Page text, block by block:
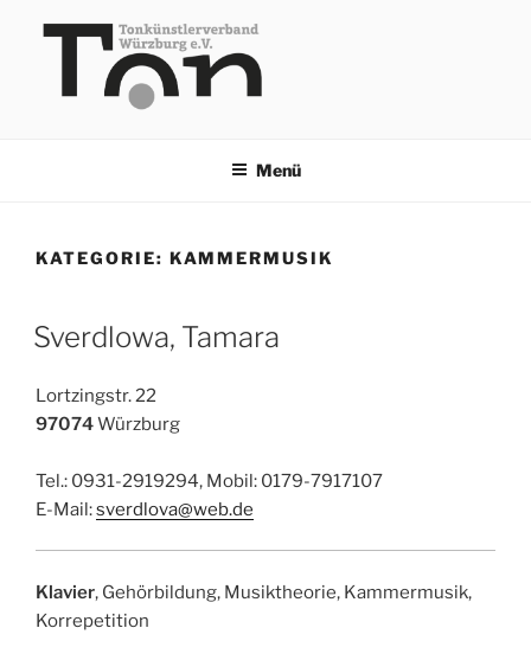
Inhalt
Menü
KATEGORIE: KAMMERMUSIK
Sverdlowa, Tamara
Lortzingstr. 22
97074Würzburg
Tel.: 0931-2919294, Mobil: 0179-7917107
E-Mail:sverdlova@web.de
Klavier, Gehörbildung, Musiktheorie, Kammermusik,
Korrepetition